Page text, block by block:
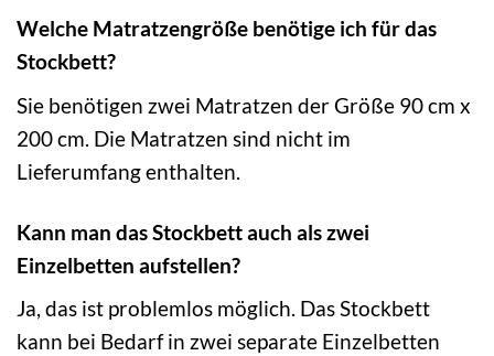
Welche Matratzengröße benötige ich für das
Stockbett?
Sie benötigen zwei Matratzen der Größe 90 cm x
200 cm. Die Matratzen sind nicht im
Lieferumfang enthalten.
Kann man das Stockbett auch als zwei
Einzelbetten aufstellen?
Ja, das ist problemlos möglich. Das Stockbett
kann bei Bedarf in zwei separate Einzelbetten